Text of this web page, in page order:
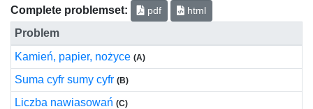
Complete problemset: pdf html
Problem
Kamień, papier, nożyce (A)
Suma cyfr sumy cyfr (B)
Liczba nawiasowań (C)